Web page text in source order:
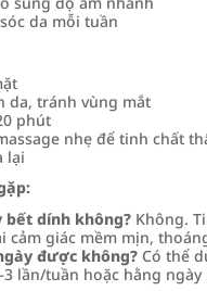
da mỗi tuần
da, tránh vùng mắt
phút
nhẹ để tinh chất
lại
bết dính không? Không.
cảm giác mềm mịn,
được không? Có thể
lần/tuần hoặc hằng ngày